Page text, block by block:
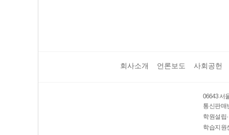
회사소개 언론보도 사회공헌
06643 서
통신판매
학원설립
학습지원